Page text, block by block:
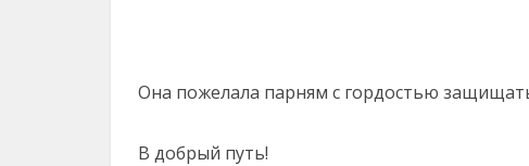
Она пожелала парням с гордостью
В добрый путь!